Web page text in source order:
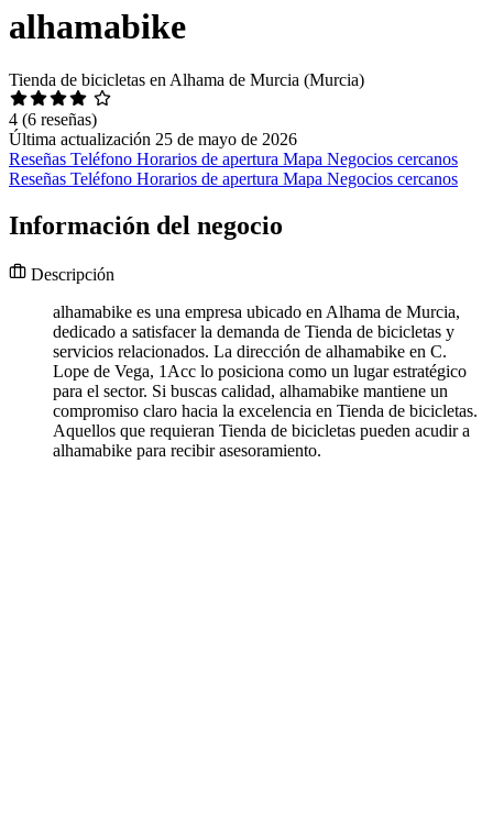
alhamabike
Tienda de bicicletas en Alhama de Murcia (Murcia)
4 (6 reseñas)
Última actualización 25 de mayo de 2026
Reseñas Teléfono Horarios de apertura Mapa Negocios cercanos
Reseñas Teléfono Horarios de apertura Mapa Negocios cercanos
Información del negocio
Descripción
alhamabike es una empresa ubicado en Alhama de Murcia,
dedicado a satisfacer la demanda de Tienda de bicicletas y
servicios relacionados. La dirección de alhamabike en C.
Lope de Vega, 1Acc lo posiciona como un lugar estratégico
para el sector. Si buscas calidad, alhamabike mantiene un
compromiso claro hacia la excelencia en Tienda de bicicletas.
Aquellos que requieran Tienda de bicicletas pueden acudir a
alhamabike para recibir asesoramiento.